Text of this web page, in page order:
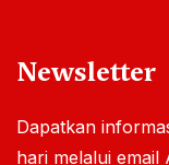
Newsletter
Dapatkan
hari melalui email